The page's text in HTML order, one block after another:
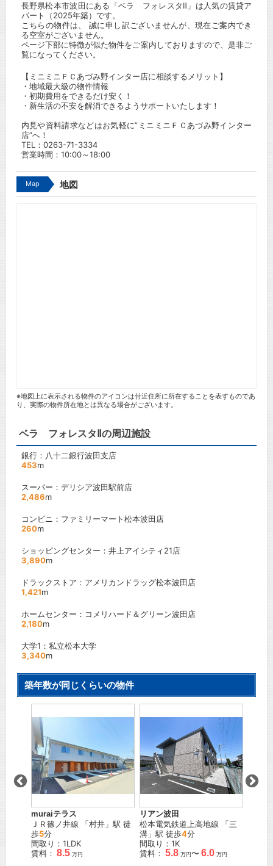
長野県松本市波田にある「ベラ フォレスタⅡ」は人気の賃貸ア
パート（2025年築）です。
こちらの物件は、 誠に申し訳ございませんが、現在ご案内でき
る空室がございません。
ページ下部に特徴が似た物件をご案内しておりますので、是非ご
覧になってください。
【ミニミニＦＣあづみ野インター店に相談するメリット】
・地域最大級の物件情報
・初期費用をできるだけ安く！
・新生活の不安を解消できるようサポートいたします！
内見や資料請求などはお気軽に”ミニミニＦＣあづみ野インター
店”へ！
TEL： 0263-71-3334
営業時間：10:00～18:00
Map 地図
※地図上に表示される物件のアイコンは付近住所に所在することを表すものであ
り、実際の物件所在地とは異なる場合がございます。
ベラ フォレスタⅡの周辺施設
銀行：八十二銀行波田支店
453m
スーパー：デリシア波田駅前店
2,486m
コンビニ：ファミリーマート松本波田店
260m
ショッピングセンター：井上アイシティ21店
3,890m
ドラックストア：アメリカンドラッグ松本波田店
1,421m
ホームセンター：コメリハード＆グリーン波田店
2,180m
大学1：私立松本大学
3,340m
築年数が同じくらいの物件
muraiテラス
ＪＲ篠ノ井線 「村井 」駅 徒
歩5分
間取り：1LDK
賃料： 8.5 万円
リアン波田
松本電気鉄道上高地線 「三
溝 」駅 徒歩4分
間取り：1K
賃料： 5.8 万円〜 6.0 万円